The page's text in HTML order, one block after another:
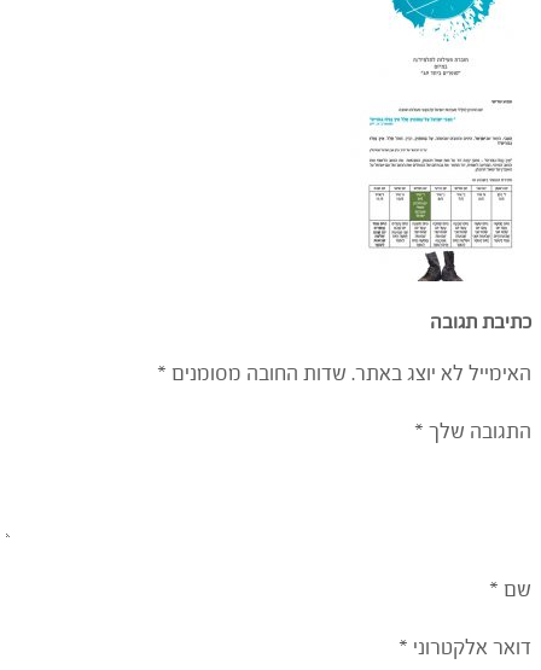
תגובה
לא יוצג באתר. שדות החובה מסומנים*
שלך*
*
אלקטרוני *